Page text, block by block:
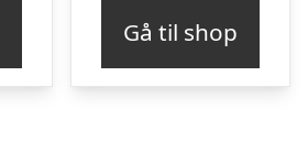
Gå til shop